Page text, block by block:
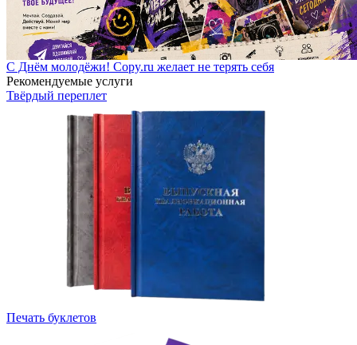
С Днём молодёжи! Copy.ru желает не терять себя
Рекомендуемые услуги
Твёрдый переплет
Печать буклетов